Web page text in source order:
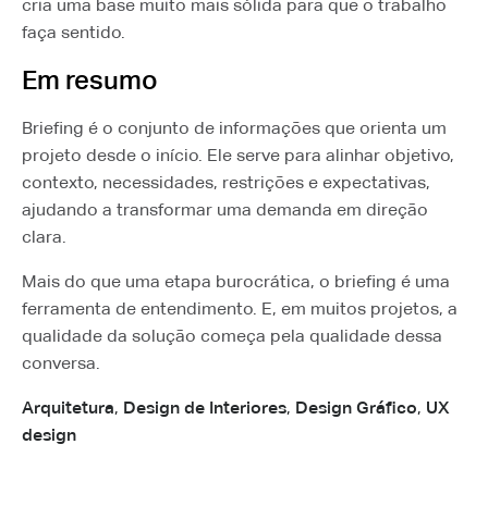
cria uma base muito mais sólida para que o trabalho
faça sentido.
Em resumo
Briefing é o conjunto de informações que orienta um
projeto desde o início. Ele serve para alinhar objetivo,
contexto, necessidades, restrições e expectativas,
ajudando a transformar uma demanda em direção
clara.
Mais do que uma etapa burocrática, o briefing é uma
ferramenta de entendimento. E, em muitos projetos, a
qualidade da solução começa pela qualidade dessa
conversa.
Arquitetura, Design de Interiores, Design Gráfico, UX
design